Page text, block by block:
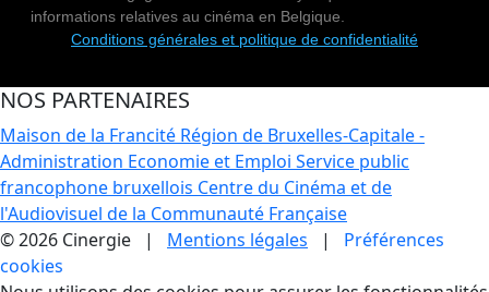
informations relatives au cinéma en Belgique.
Conditions générales et politique de confidentialité
NOS PARTENAIRES
Maison de la Francité Région de Bruxelles-Capitale -
Administration Economie et Emploi Service public
francophone bruxellois Centre du Cinéma et de
l'Audiovisuel de la Communauté Française
© 2026 Cinergie | Mentions légales | Préférences
cookies